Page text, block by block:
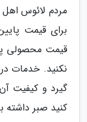
مردم لائوس
برای قیمت
قیمت محصولی
نکنید. خدمات
گیرد و کیفیت
کنید صبر داشته